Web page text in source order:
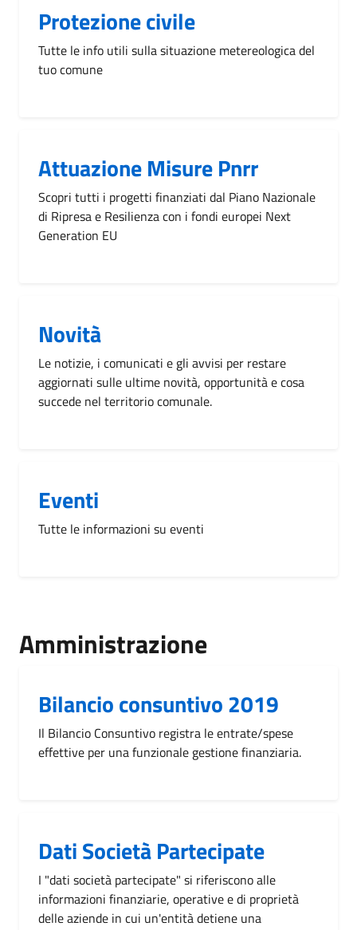
Protezione civile
Tutte le info utili sulla situazione metereologica del
tuo comune
Attuazione Misure Pnrr
Scopri tutti i progetti finanziati dal Piano Nazionale
di Ripresa e Resilienza con i fondi europei Next
Generation EU
Novità
Le notizie, i comunicati e gli avvisi per restare
aggiornati sulle ultime novità, opportunità e cosa
succede nel territorio comunale.
Eventi
Tutte le informazioni su eventi
Amministrazione
Bilancio consuntivo 2019
Il Bilancio Consuntivo registra le entrate/spese
effettive per una funzionale gestione finanziaria.
Dati Società Partecipate
I "dati società partecipate" si riferiscono alle
informazioni finanziarie, operative e di proprietà
delle aziende in cui un'entità detiene una